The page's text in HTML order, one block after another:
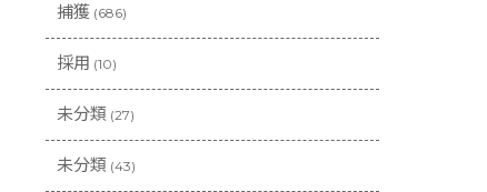
捕獲 (686)
採用 (10)
未分類 (27)
未分類 (43)